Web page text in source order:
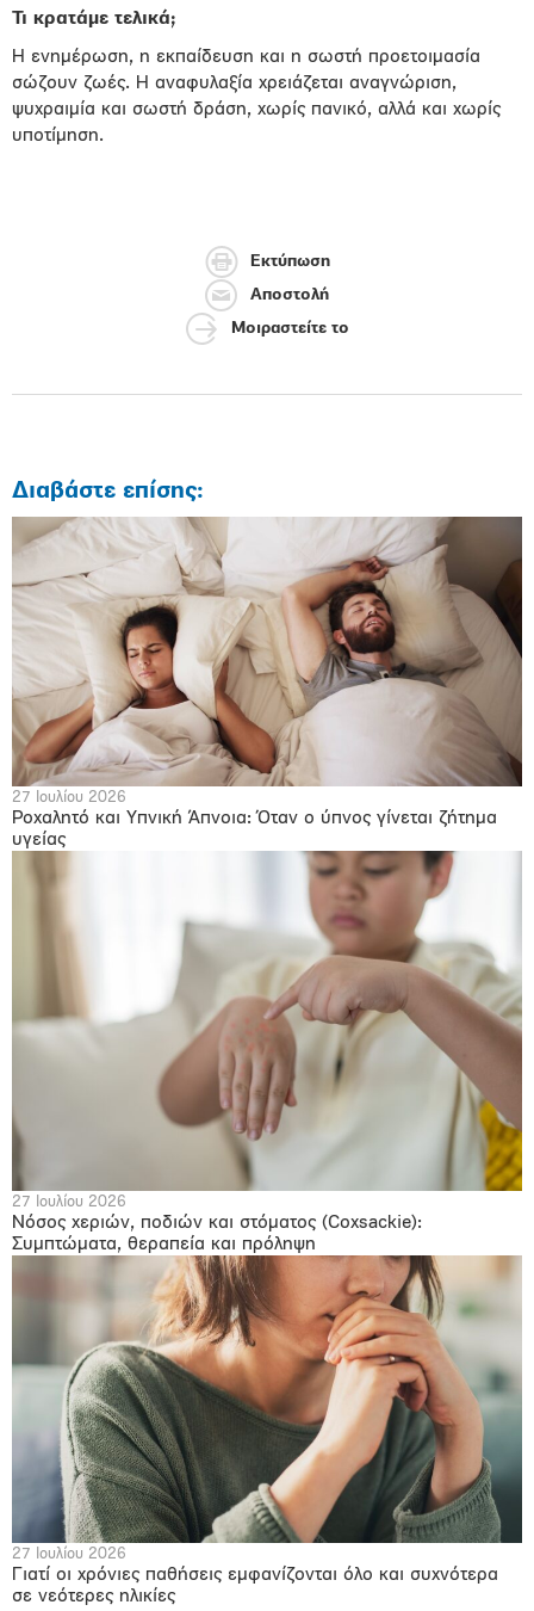
Τι κρατάμε τελικά;
Η ενημέρωση, η εκπαίδευση και η σωστή προετοιμασία
σώζουν ζωές. Η αναφυλαξία χρειάζεται αναγνώριση,
ψυχραιμία και σωστή δράση, χωρίς πανικό, αλλά και χωρίς
υποτίμηση.
Εκτύπωση
Αποστολή
Μοιραστείτε το
Διαβάστε επίσης:
27 Ιουλίου 2026
Ροχαλητό και Υπνική Άπνοια: Όταν ο ύπνος γίνεται ζήτημα
υγείας
27 Ιουλίου 2026
Νόσος χεριών, ποδιών και στόματος (Coxsackie):
Συμπτώματα, θεραπεία και πρόληψη
27 Ιουλίου 2026
Γιατί οι χρόνιες παθήσεις εμφανίζονται όλο και συχνότερα
σε νεότερες ηλικίες